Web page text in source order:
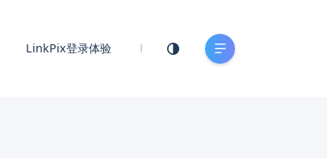
LinkPix登录体验